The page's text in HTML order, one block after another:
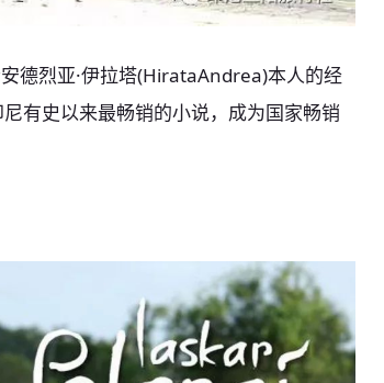
德烈亚·伊拉塔(HirataAndrea)本人的经
有史以来最畅销的小说，成为国家畅销